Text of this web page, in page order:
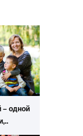
– одной